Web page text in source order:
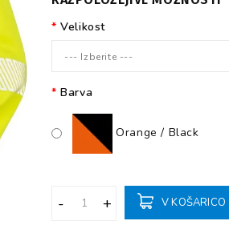
Velikost
--- Izberite ---
Barva
Orange / Black
V KOŠARICO